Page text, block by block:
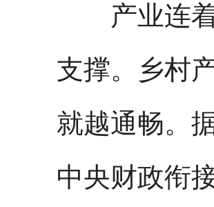
产业连着
支撑。乡村
就越通畅。
中央财政衔